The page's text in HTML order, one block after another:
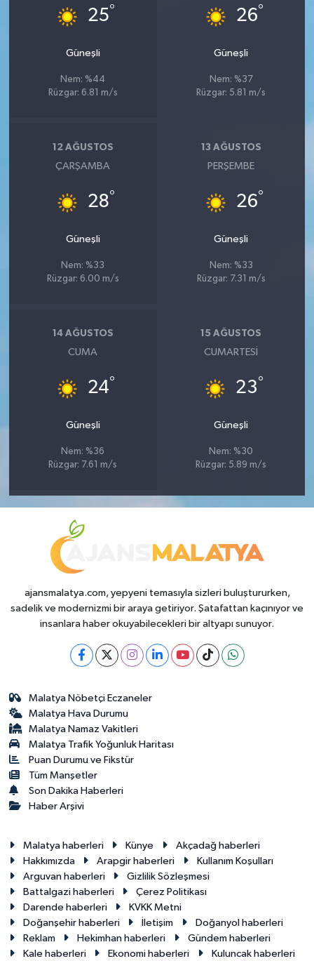
25°
Güneşli
Nem: %44
Rüzgar: 6.81 m/s
26°
Güneşli
Nem: %37
Rüzgar: 5.81 m/s
12 AĞUSTOS
ÇARŞAMBA
28°
Güneşli
Nem: %33
Rüzgar: 6.00 m/s
13 AĞUSTOS
PERŞEMBE
26°
Güneşli
Nem: %33
Rüzgar: 7.31 m/s
14 AĞUSTOS
CUMA
24°
Güneşli
Nem: %36
Rüzgar: 7.61 m/s
15 AĞUSTOS
CUMARTESI
23°
Güneşli
Nem: %30
Rüzgar: 5.89 m/s
ajansmalatya.com, yepyeni temasıyla sizleri buluştururken,
sadelik ve modernizmi bir araya getiriyor. Şatafattan kaçınıyor ve
insanlara haber okuyabilecekleri bir altyapı sunuyor.
Malatya Nöbetçi Eczaneler
Malatya Hava Durumu
Malatya Namaz Vakitleri
Malatya Trafik Yoğunluk Haritası
Puan Durumu ve Fikstür
Tüm Manşetler
Son Dakika Haberleri
Haber Arşivi
Malatya haberleri Künye
Akçadağ haberleri
Hakkımızda
Arapgir haberleri
Kullanım Koşulları
Arguvan haberleri
Gizlilik Sözleşmesi
Battalgazi haberleri
Çerez Politikası
Darende haberleri
KVKK Metni
Doğanşehir haberleri
İletişim
Doğanyol haberleri
Reklam
Hekimhan haberleri
Gündem haberleri
Kale haberleri
Ekonomi haberleri Kuluncak haberleri